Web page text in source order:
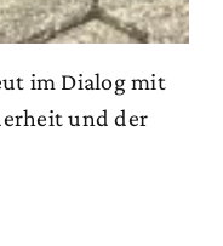
im Dialog mit
und der